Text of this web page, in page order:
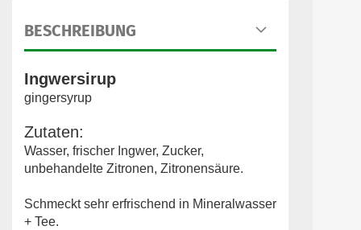
BESCHREIBUNG
Ingwersirup
gingersyrup
Zutaten:
Wasser, frischer Ingwer, Zucker,
unbehandelte Zitronen, Zitronensäure.
Schmeckt sehr erfrischend in Mineralwasser
+ Tee.